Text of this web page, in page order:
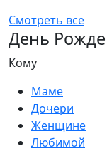
Смотреть все
День
Кому
Маме
Дочери
Женщине
Любимой